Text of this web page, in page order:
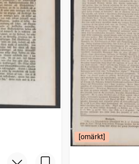
[omärkt]